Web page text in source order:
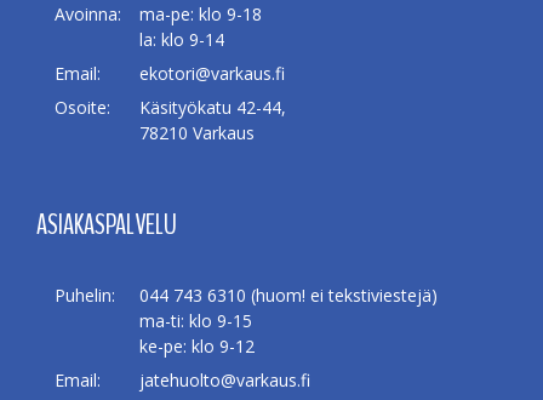
Avoinna:
ma-pe: klo 9-18
la: klo 9-14
Email:
ekotori@varkaus.fi
Osoite:
Käsityökatu 42-44,
78210 Varkaus
ASIAKASPALVELU
Puhelin:
044 743 6310 (huom! ei tekstiviestejä)
ma-ti: klo 9-15
ke-pe: klo 9-12
Email:
jatehuolto@varkaus.fi